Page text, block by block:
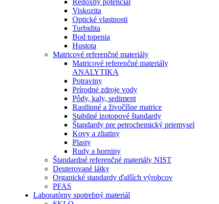
Redoxný potenciál
Viskozita
Optické vlastnosti
Turbidita
Bod topenia
Hustota
Matricové referenčné materiály
Matricové referenčné materiály
ANALYTIKA
Potraviny
Prírodné zdroje vody
Pôdy, kaly, sediment
Rastlinné a živočíšne matrice
Stabilné izotopové štandardy
Štandardy pre petrochemický priemysel
Kovy a zliatiny
Plasty
Rudy a horniny
Štandardné referenčné materiály NIST
Deuterované látky
Organické standardy ďalších výrobcov
PFAS
Laboratórny spotrebný materiál